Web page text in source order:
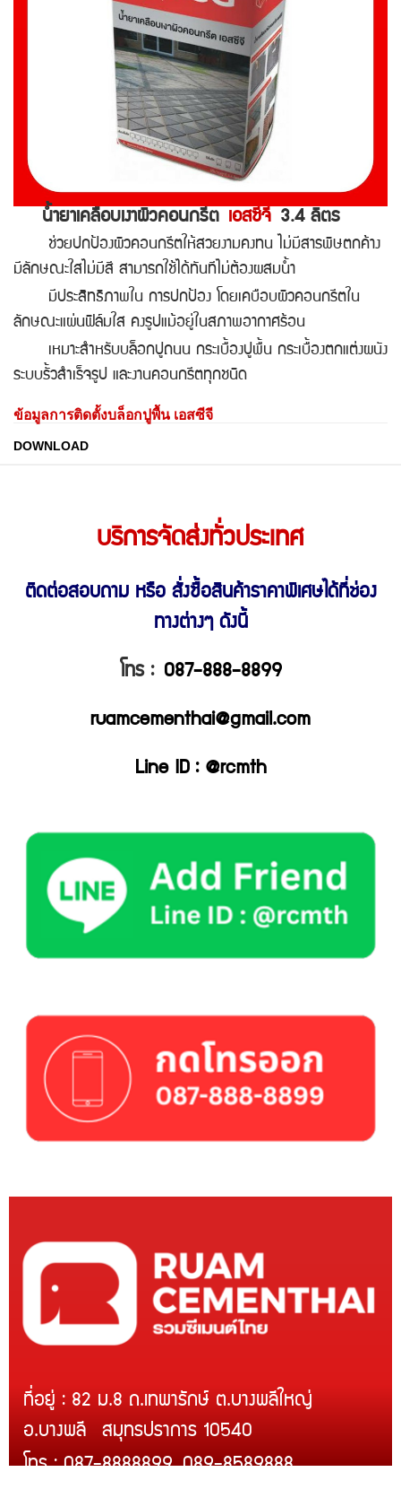
น้ำยาเคลือบเงาผิวคอนกรีต เอสซีจี 3.4 ลิตร
ช่วยปกป้องผิวคอนกรีตให้สวยงามคงทน ไม่มีสารพิษตกค้าง
มีลักษณะใสไม่มีสี สามารถใช้ได้ทันทีไม่ต้องผสมน้ำ
มีประสิทธิภาพใน การปกป้อง โดยเคบือบผิวคอนกรีตใน
ลักษณะแผ่นฟิล์มใส คงรูปแม้อยู่ในสภาพอากาศร้อน
เหมาะสำหรับบล็อกปูถนน กระเบื้องปูพื้น กระเบื้องตกแต่งผนัง
ระบบรั้วสำเร็จรูป และงานคอนกรีตทุกชนิด
ข้อมูลการติดตั้งบล็อกปูพื้น เอสซีจี
DOWNLOAD
บริการจัดส่งทั่วประเทศ
ติดต่อสอบถาม หรือ สั่งซื้อสินค้าราคาพิเศษได้ที่ช่อง
ทางต่างๆ ดังนี้
โทร : 087-888-8899
ruamcementhai@gmail.com
Line ID : @rcmth
ที่อยู่ : 82 ม.8 ถ.เทพารักษ์ ต.บางพลีใหญ่
อ.บางพลี สมุทรปราการ 10540
โทร : 087-8888899, 089-8589888